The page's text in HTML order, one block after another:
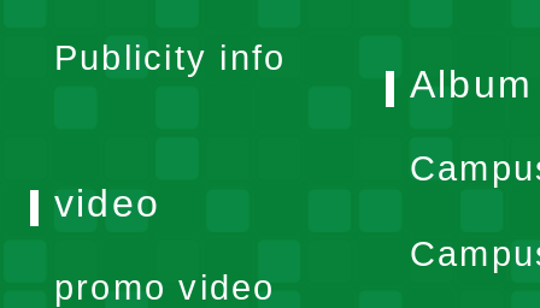
Publicity info
Album
video
promo video